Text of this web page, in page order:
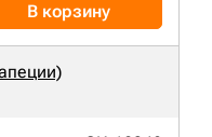
В корзину